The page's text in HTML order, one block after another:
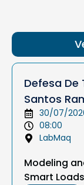
Defesa
Santos
30/07/
08:00
LabMaq
Modeling
Smart